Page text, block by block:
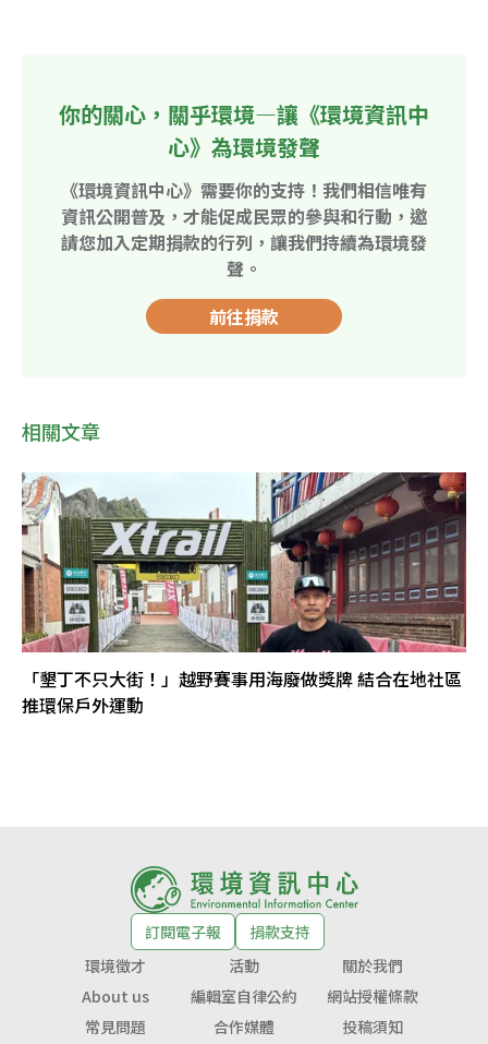
你的關心，關乎環境—讓《環境資訊中
心》為環境發聲
《環境資訊中心》需要你的支持！我們相信唯有
資訊公開普及，才能促成民眾的參與和行動，邀
請您加入定期捐款的行列，讓我們持續為環境發
聲。
前往捐款
相關文章
「墾丁不只大街！」越野賽事用海廢做獎牌 結合在地社區
推環保戶外運動
訂閱電子報
捐款支持
環境徵才
活動
關於我們
About us
編輯室自律公約
網站授權條款
常見問題
合作媒體 投稿須知